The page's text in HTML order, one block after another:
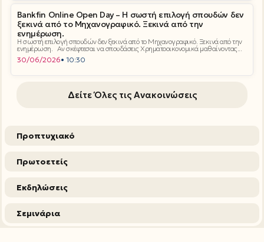
Προπτυχιακό
Πρωτοετείς
Εκδηλώσεις
Σεμινάρια
Bankfin Online Open Day – Η σωστή επιλογή σπουδών δεν
ξεκινά από το Μηχανογραφικό. Ξεκινά από την
ενημέρωση.
Η σωστή επιλογή σπουδών δεν ξεκινά από το Μηχανογραφικό. Ξεκινά από την
ενημέρωση. Αν σκέφτεσαι να σπουδάσεις Χρηματοοικονομικά μαθαίνοντας...
30/06/2026• 10:30
Δείτε Όλες τις Ανακοινώσεις